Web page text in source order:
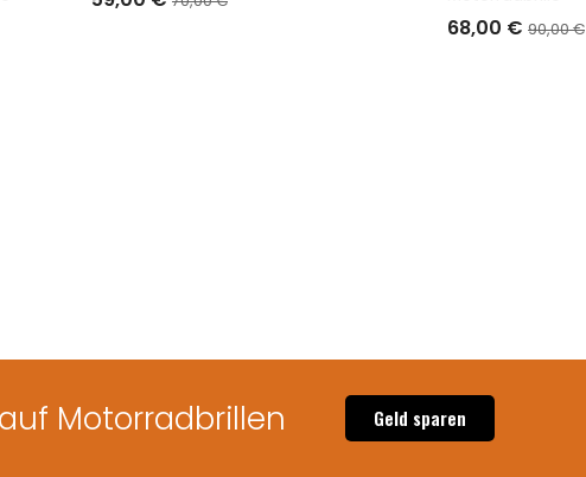
68,00 € 90,00 €
auf Motorradbrillen Geld sparen